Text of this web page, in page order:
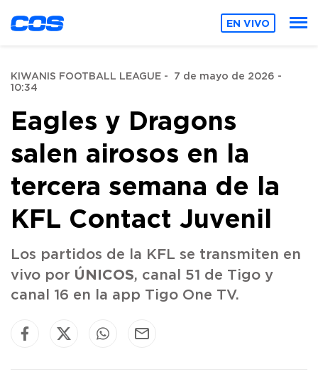
EN VIVO
KIWANIS FOOTBALL LEAGUE - 7 de mayo de 2026 -
10:34
Eagles y Dragons
salen airosos en la
tercera semana de la
KFL Contact Juvenil
Los partidos de la KFL se transmiten en
vivo por ÚNICOS, canal 51 de Tigo y
canal 16 en la app Tigo One TV.